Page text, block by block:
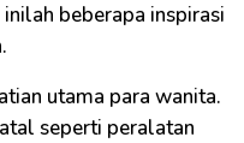
beberapa inspirasi
utama para wanita.
seperti peralatan